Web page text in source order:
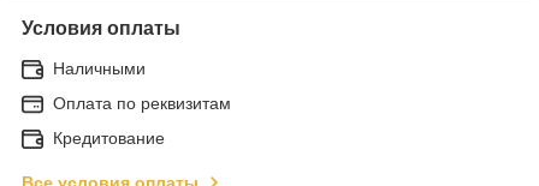
Условия оплаты
Наличными
Оплата по реквизитам
Кредитование
Все условия оплаты